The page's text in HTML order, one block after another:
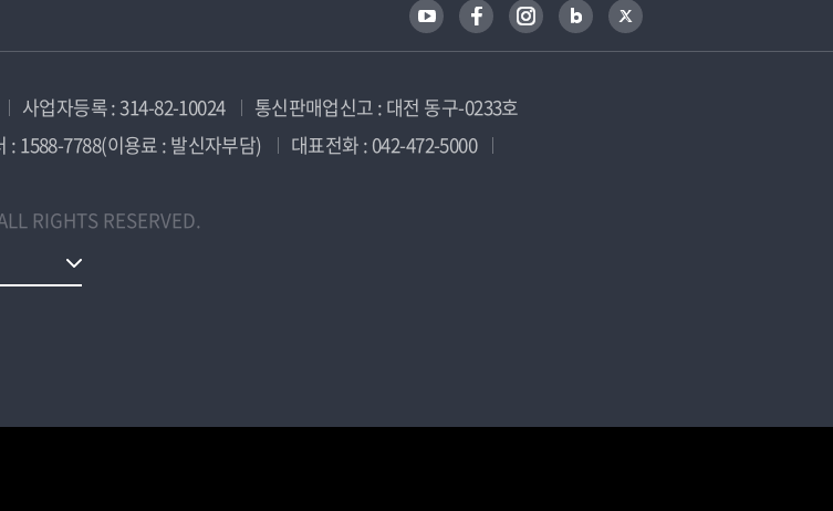
사업자등록 : 314-82-10024
통신판매업신고 : 대전 동구-0233호
: 1588-7788(이용료 : 발신자부담)
대표전화 : 042-472-5000
RIGHTS RESERVED.